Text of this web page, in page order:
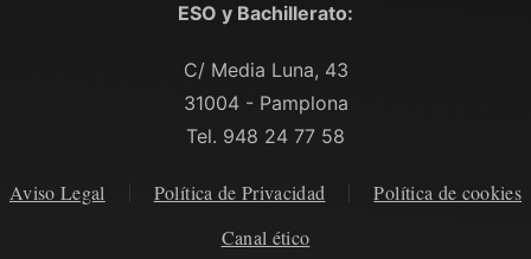
ESO y Bachillerato:
C/ Media Luna, 43
31004 - Pamplona
Tel. 948 24 77 58
Aviso Legal Política de Privacidad
Política de cookies
Canal ético